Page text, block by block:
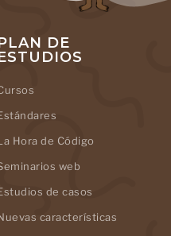
DE
Hora de Código
web
de casos
características